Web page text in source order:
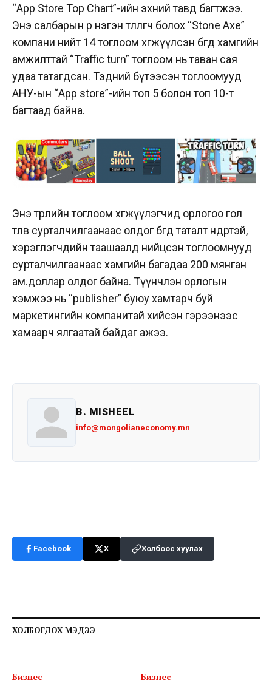
“Аpp Store Top Chart”-ийн эхний тавд багтжээ.
Энэ салбарын өөр нэгэн төлөөлөгч болох “Stone Axe”
компани нийт 14 тоглоом хөгжүүлсэн бөгөөд хамгийн
амжилттай “Traffic turn” тоглоом нь таван сая
удаа татагдсан. Тэдний бүтээсэн тоглоомууд
АНУ-ын “App store”-ийн топ 5 болон топ 10-т
багтаад байна.
Энэ төрлийн тоглоом хөгжүүлэгчид орлогоо гол
төлөв сурталчилгаанаас олдог бөгөөд таталт өндөртэй,
хэрэглэгчдийн таашаалд нийцсэн тоглоомнууд
сурталчилгаанаас хамгийн багадаа 200 мянган
ам.доллар олдог байна. Түүнчлэн орлогын
хэмжээ нь “publisher” буюу хамтарч буй
маркетингийн компанитай хийсэн гэрээнээс
хамаарч ялгаатай байдаг ажээ.
B. MISHEEL
info@mongolianeconomy.mn
Facebook X Холбоос хуулах
ХОЛБОГДОХ МЭДЭЭ
Бизнес
Бизнес